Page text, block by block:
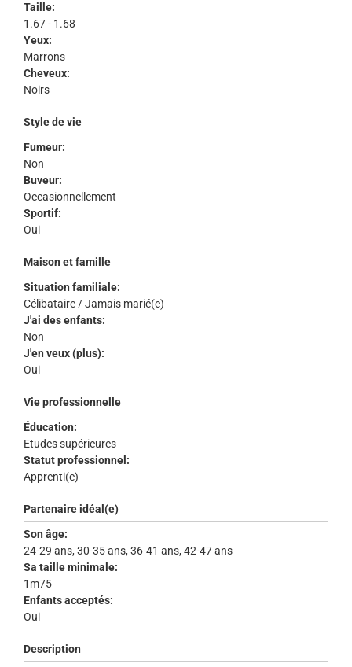
Taille:
1.67 - 1.68
Yeux:
Marrons
Cheveux:
Noirs
Style de vie
Fumeur:
Non
Buveur:
Occasionnellement
Sportif:
Oui
Maison et famille
Situation familiale:
Célibataire / Jamais marié(e)
J'ai des enfants:
Non
J'en veux (plus):
Oui
Vie professionnelle
Éducation:
Etudes supérieures
Statut professionnel:
Apprenti(e)
Partenaire idéal(e)
Son âge:
24-29 ans, 30-35 ans, 36-41 ans, 42-47 ans
Sa taille minimale:
1m75
Enfants acceptés:
Oui
Description